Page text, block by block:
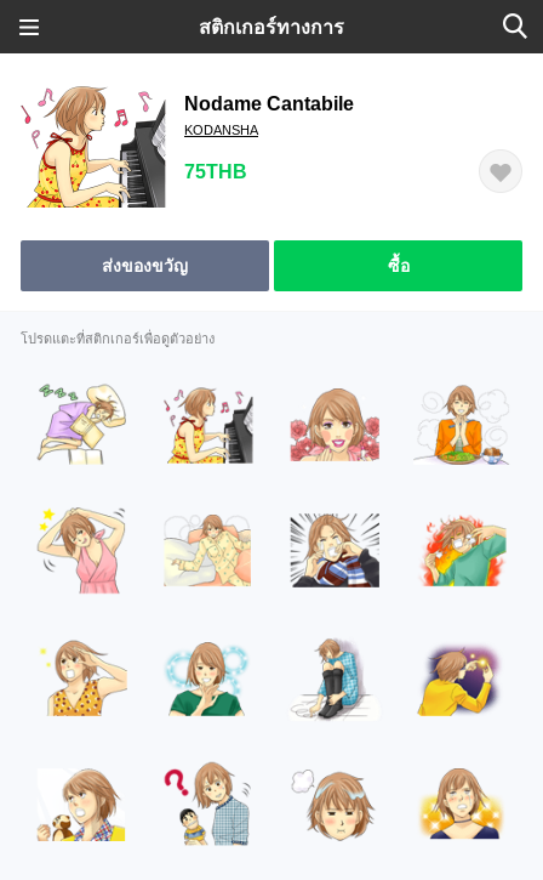
สติกเกอร์ทางการ
Nodame Cantabile
KODANSHA
75THB
ส่งของขวัญ ซื้อ
โปรดแตะที่สติกเกอร์เพื่อดูตัวอย่าง